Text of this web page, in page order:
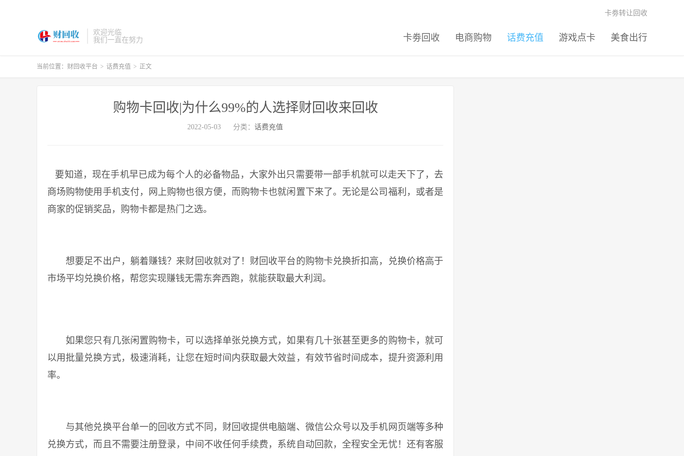
欢迎光临
我们一直在努力
卡劵回收 电商购物 话费充值 游戏点卡 美食出行
卡劵转让回收
当前位置： 财回收平台 > 话费充值 > 正文
购物卡回收|为什么99%的人选择财回收来回收
2022-05-03 分类： 话费充值
要知道，现在手机早已成为每个人的必备物品，大家外出只需要带一部手机就可以走天下了，去
商场购物使用手机支付，网上购物也很方便，而购物卡也就闲置下来了。无论是公司福利，或者是
商家的促销奖品，购物卡都是热门之选。
想要足不出户，躺着赚钱？来财回收就对了！财回收平台的购物卡兑换折扣高，兑换价格高于
市场平均兑换价格，帮您实现赚钱无需东奔西跑，就能获取最大利润。
如果您只有几张闲置购物卡，可以选择单张兑换方式，如果有几十张甚至更多的购物卡，就可
以用批量兑换方式，极速消耗，让您在短时间内获取最大效益，有效节省时间成本，提升资源利用
率。
与其他兑换平台单一的回收方式不同，财回收提供电脑端、微信公众号以及手机网页端等多种
兑换方式，而且不需要注册登录，中间不收任何手续费，系统自动回款，全程安全无忧！还有客服